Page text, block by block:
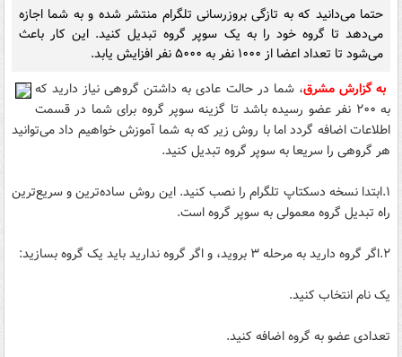
حتما می‌دانید که به تازگی بروزرسانی تلگرام منتشر شده و به شما اجازه
می‌دهد تا گروه خود را به یک سوپر گروه تبدیل کنید. این کار باعث
می‌شود تا تعداد اعضا از ۱۰۰۰ نفر به ۵۰۰۰ نفر افزایش یابد.
به گزارش مشرق، شما در حالت عادی به داشتن گروهی نیاز دارید که
به ۲۰۰ نفر عضو رسیده باشد تا گزینه‌ سوپر گروه برای شما در قسمت
اطلاعات اضافه گردد اما با روش زیر که به شما آموزش خواهیم داد می‌توانید
هر گروهی را سریعا به سوپر گروه تبدیل کنید.
۱.ابتدا نسخه‌ دسکتاپ تلگرام را نصب کنید. این روش ساده‌ترین و سریع‌ترین
راه تبدیل گروه معمولی به سوپر گروه است.
۲.اگر گروه دارید به مرحله ۳ بروید، و اگر گروه ندارید باید یک گروه بسازید:
یک نام انتخاب کنید.
تعدادی عضو به گروه اضافه کنید.